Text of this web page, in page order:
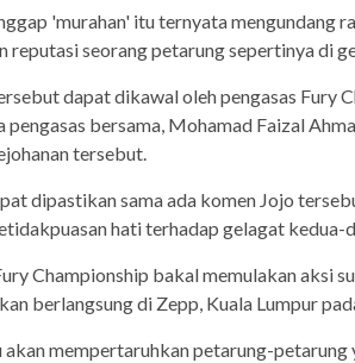
'murahan' itu ternyata mengundang
reputasi seorang petarung sepertinya di
dapat dikawal oleh pengasas Fury
pengasas bersama, Mohamad Faizal
tersebut.
dipastikan sama ada komen Jojo
hati terhadap gelagat kedua-
Championship bakal memulakan aksi
berlangsung di Zepp, Kuala Lumpur
akan mempertaruhkan petarung-